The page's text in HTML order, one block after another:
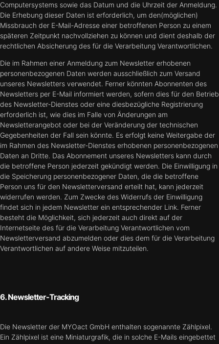
Computersystems sowie das Datum und die Uhrzeit der Anmeldung.
Die Erhebung dieser Daten ist erforderlich, um den(möglichen)
Missbrauch der E-Mail-Adresse einer betroffenen Person zu einem
späteren Zeitpunkt nachvollziehen zu können und dient deshalb der
rechtlichen Absicherung des für die Verarbeitung Verantwortlichen.
Die im Rahmen einer Anmeldung zum Newsletter erhobenen
personenbezogenen Daten werden ausschließlich zum Versand
unseres Newsletters verwendet. Ferner könnten Abonnenten des
Newsletters per E-Mail informiert werden, sofern dies für den Betrieb
des Newsletter-Dienstes oder eine diesbezügliche Registrierung
erforderlich ist, wie dies im Falle von Änderungen am
Newsletterangebot oder bei der Veränderung der technischen
Gegebenheiten der Fall sein könnte. Es erfolgt keine Weitergabe der
im Rahmen des Newsletter-Dienstes erhobenen personenbezogenen
Daten an Dritte. Das Abonnement unseres Newsletters kann durch
die betroffene Person jederzeit gekündigt werden. Die Einwilligung in
die Speicherung personenbezogener Daten, die die betroffene
Person uns für den Newsletterversand erteilt hat, kann jederzeit
widerrufen werden. Zum Zwecke des Widerrufs der Einwilligung
findet sich in jedem Newsletter ein entsprechender Link. Ferner
besteht die Möglichkeit, sich jederzeit auch direkt auf der
Internetseite des für die Verarbeitung Verantwortlichen vom
Newsletterversand abzumelden oder dies dem für die Verarbeitung
Verantwortlichen auf andere Weise mitzuteilen.
6. Newsletter-Tracking
Die Newsletter der MYOact GmbH enthalten sogenannte Zählpixel.
Ein Zählpixel ist eine Miniaturgrafik, die in solche E-Mails eingebettet